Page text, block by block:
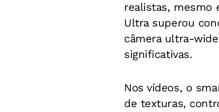
realistas, mesmo
Ultra superou
câmera ultra-
significativas.
Nos vídeos, o
de texturas,